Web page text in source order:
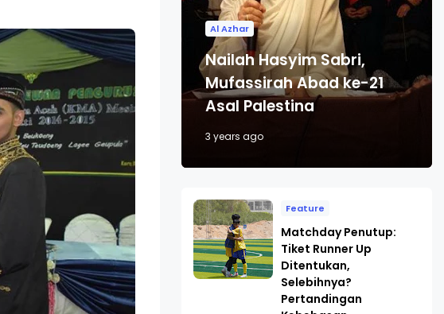
Al Azhar
Nailah Hasyim Sabri,
Mufassirah Abad ke-21
Asal Palestina
3 years ago
Feature
Matchday Penutup:
Tiket Runner Up
Ditentukan,
Selebihnya?
Pertandingan